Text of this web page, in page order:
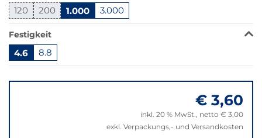
Variante
nicht
verfügbar.
Bei
Klick
wechselt
der
120 200 1.000 3.000
Festigkeit
4.6 8.8
zu
€ 3,60
inkl. 20 % MwSt., netto € 3,00
exkl. Verpackungs,- und Versandkosten